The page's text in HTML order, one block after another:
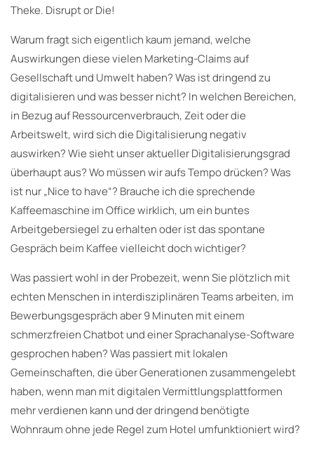
Theke. Disrupt or Die!
Warum fragt sich eigentlich kaum jemand, welche
Auswirkungen diese vielen Marketing-Claims auf
Gesellschaft und Umwelt haben? Was ist dringend zu
digitalisieren und was besser nicht? In welchen Bereichen,
in Bezug auf Ressourcenverbrauch, Zeit oder die
Arbeitswelt, wird sich die Digitalisierung negativ
auswirken? Wie sieht unser aktueller Digitalisierungsgrad
überhaupt aus? Wo müssen wir aufs Tempo drücken? Was
ist nur „Nice to have“? Brauche ich die sprechende
Kaffeemaschine im Office wirklich, um ein buntes
Arbeitgebersiegel zu erhalten oder ist das spontane
Gespräch beim Kaffee vielleicht doch wichtiger?
Was passiert wohl in der Probezeit, wenn Sie plötzlich mit
echten Menschen in interdisziplinären Teams arbeiten, im
Bewerbungsgespräch aber 9 Minuten mit einem
schmerzfreien Chatbot und einer Sprachanalyse-Software
gesprochen haben? Was passiert mit lokalen
Gemeinschaften, die über Generationen zusammengelebt
haben, wenn man mit digitalen Vermittlungsplattformen
mehr verdienen kann und der dringend benötigte
Wohnraum ohne jede Regel zum Hotel umfunktioniert wird?